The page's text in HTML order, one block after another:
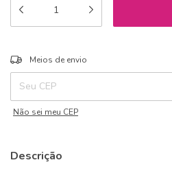
Entregas para o CEP:
Meios de envio
Não sei meu CEP
Descrição